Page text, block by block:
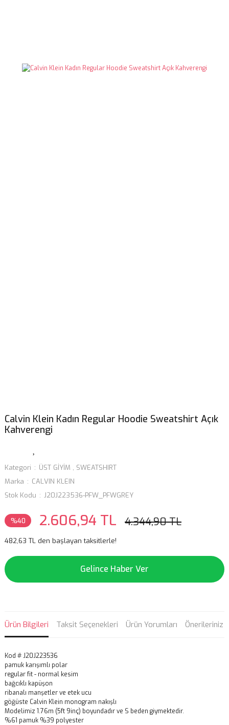
Calvin Klein Kadın Regular Hoodie Sweatshirt Açık
Kahverengi
Kategori ÜST GİYİM , SWEATSHIRT
Marka
CALVIN KLEIN
Stok Kodu
J20J223536-PFW_PFWGREY
%40 2.606,94 TL 4.344,90 TL
482,63 TL den başlayan taksitlerle!
Gelince Haber Ver
Ürün Bilgileri Taksit Seçenekleri Ürün Yorumları Önerileriniz
Kod # J20J223536
pamuk karışımlı polar
regular fit - normal kesim
bağcıklı kapüşon
ribanalı manşetler ve etek ucu
göğüste Calvin Klein monogram nakışlı
Modelimiz 1.76m (5ft 9inç) boyundadır ve S beden giymektedir.
%61 pamuk %39 polyester